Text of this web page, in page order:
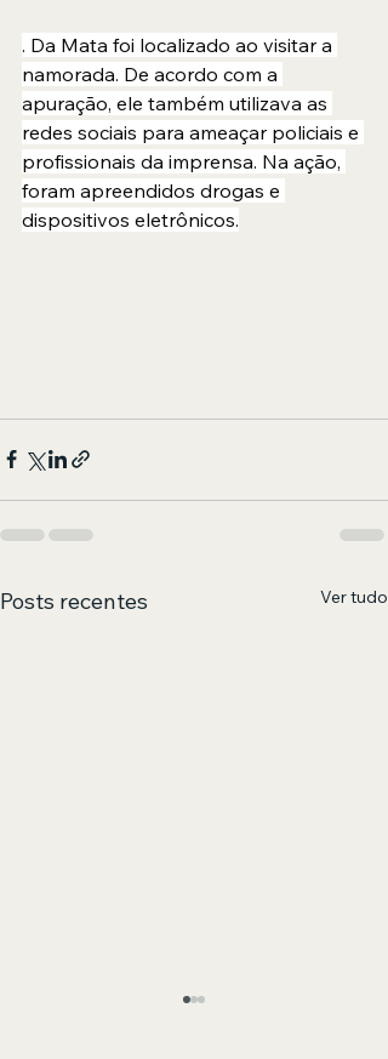
. Da Mata foi localizado ao visitar a
namorada. De acordo com a
apuração, ele também utilizava as
redes sociais para ameaçar policiais e
profissionais da imprensa. Na ação,
foram apreendidos drogas e
dispositivos eletrônicos.
Posts recentes Ver tudo